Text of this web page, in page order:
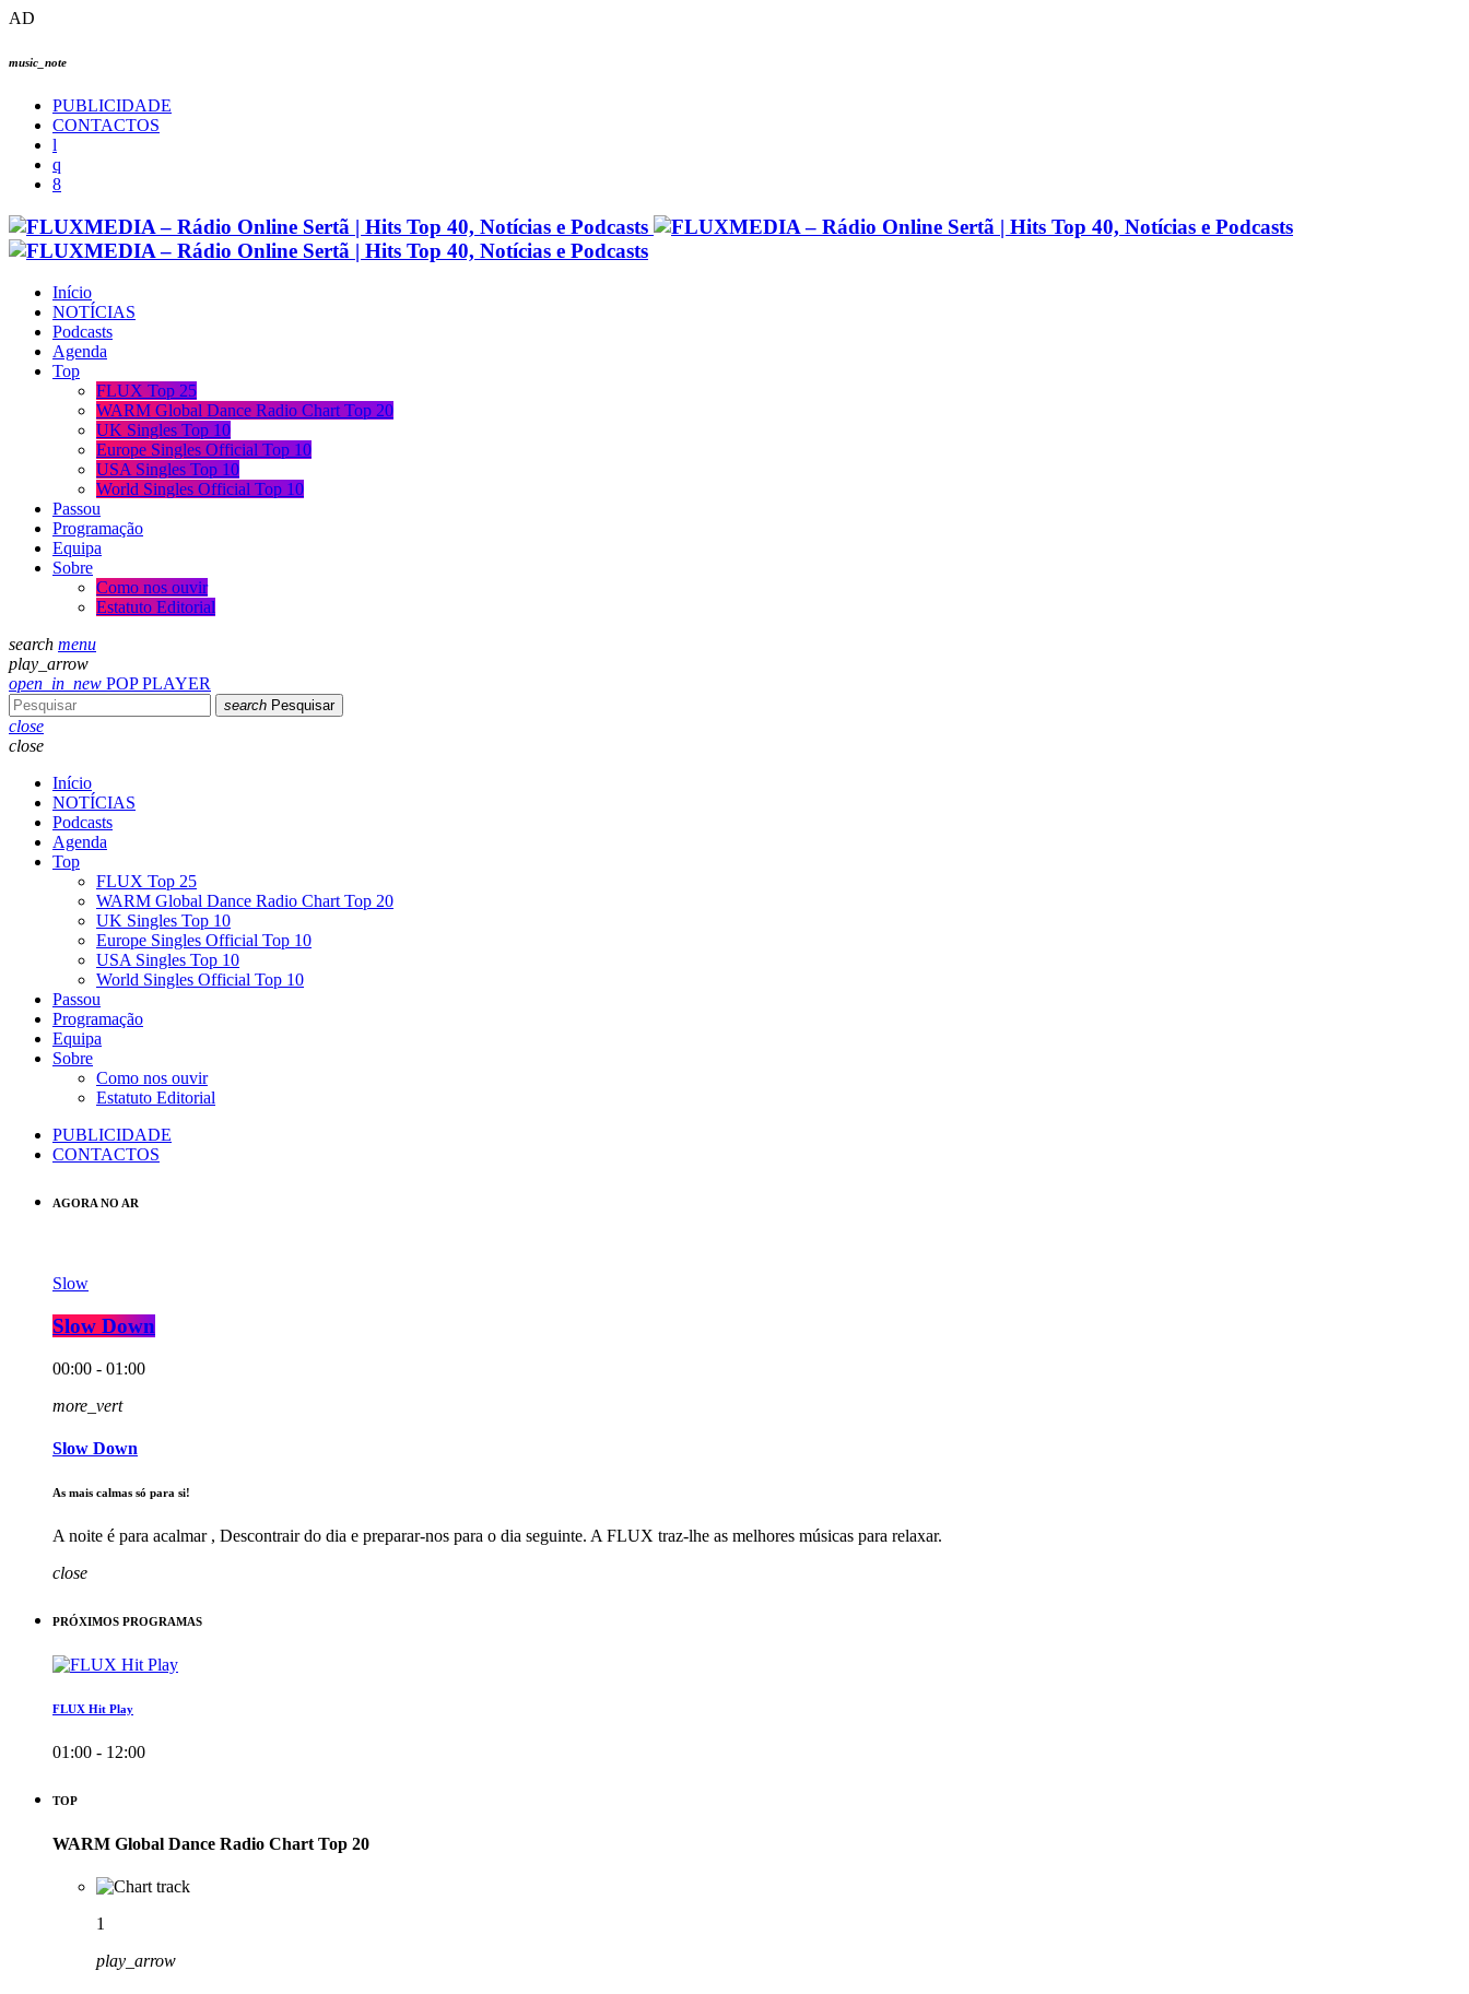
AD
music_note
PUBLICIDADE
CONTACTOS
Início
NOTÍCIAS
Podcasts
Agenda
Top
FLUX Top 25
WARM Global Dance Radio Chart Top 20
UK Singles Top 10
Europe Singles Official Top 10
USA Singles Top 10
World Singles Official Top 10
Passou
Programação
Equipa
Sobre
Como nos ouvir
Estatuto Editorial
search menu
play_arrow
open_in_new POP PLAYER
search Pesquisar
close
close
Início
NOTÍCIAS
Podcasts
Agenda
Top
FLUX Top 25
WARM Global Dance Radio Chart Top 20
UK Singles Top 10
Europe Singles Official Top 10
USA Singles Top 10
World Singles Official Top 10
Passou
Programação
Equipa
Sobre
Como nos ouvir
Estatuto Editorial
PUBLICIDADE
CONTACTOS
AGORA NO AR
Slow
Slow Down
00:00 - 01:00
more_vert
Slow Down
As mais calmas só para si!
A noite é para acalmar , Descontrair do dia e preparar-nos para o dia seguinte. A FLUX traz-lhe as melhores músicas para relaxar.
close
PRÓXIMOS PROGRAMAS
FLUX Hit Play
01:00 - 12:00
TOP
WARM Global Dance Radio Chart Top 20
1
play_arrow